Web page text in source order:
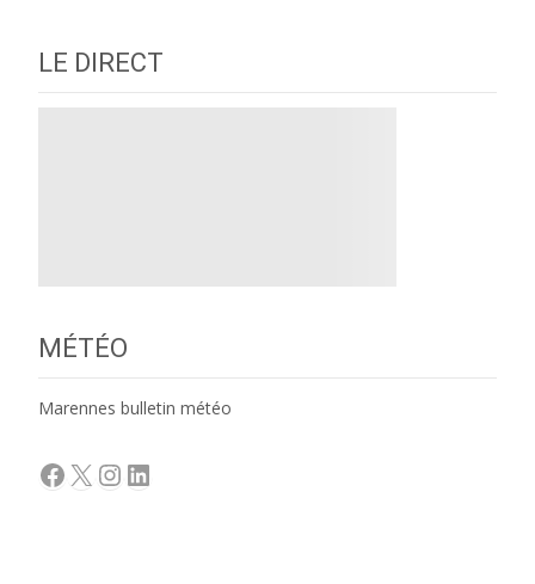
LE DIRECT
MÉTÉO
Marennes bulletin météo
Facebook
X Instagram
LinkedIn